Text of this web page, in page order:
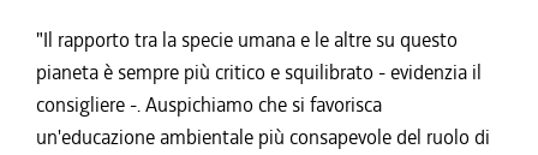
"Il rapporto tra la specie umana e le altre su questo
pianeta è sempre più critico e squilibrato - evidenzia il
consigliere -. Auspichiamo che si favorisca
un'educazione ambientale più consapevole del ruolo di